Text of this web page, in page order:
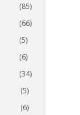
(85)
(66)
(5)
(6)
(34)
(5)
(6)